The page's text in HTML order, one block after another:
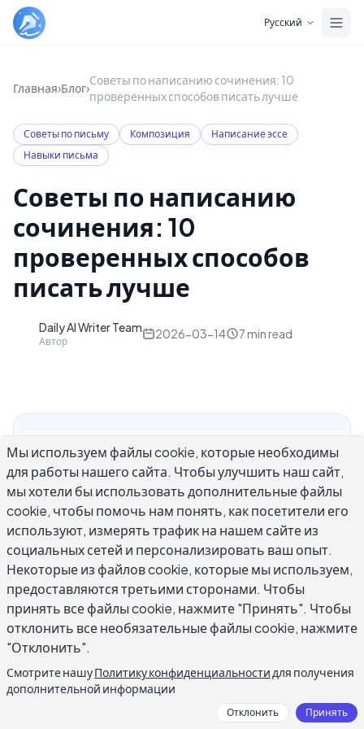
Русский
Главная›Блог›
Советы по написанию сочинения: 10
проверенных способов писать лучше
Советы по письму Композиция
Написание эссе
Навыки письма
Советы по написанию
сочинения: 10
проверенных способов
писать лучше
Daily AI Writer Team
Автор
2026-03-14 7 min read
Советы по написанию сочинения входят в
число наиболее популярных тем поиска среди
студентов, профессионалов и всех, кто хочет
ясно выразить свои идеи на бумаге.
Независимо от того, пишете ли вы
академическое эссе, деловой отчет или
личное повествование, принципы хорошего
сочинения остаются неизменными: четкий
тезис, логическая структура, точный выбор
слов и сильное заключение. Это руководство
охватывает самые практичные советы по
написанию сочинения, основанные на
классической теории письма и проверенные
писателями всех уровней. Если вы когда-либо
Мы используем файлы cookie, которые необходимы
для работы нашего сайта. Чтобы улучшить наш сайт,
мы хотели бы использовать дополнительные файлы
cookie, чтобы помочь нам понять, как посетители его
используют, измерять трафик на нашем сайте из
социальных сетей и персонализировать ваш опыт.
Некоторые из файлов cookie, которые мы используем,
предоставляются третьими сторонами. Чтобы
принять все файлы cookie, нажмите "Принять". Чтобы
отклонить все необязательные файлы cookie, нажмите
"Отклонить".
Смотрите нашуПолитику конфиденциальности для получения
дополнительной информации
Отклонить Принять